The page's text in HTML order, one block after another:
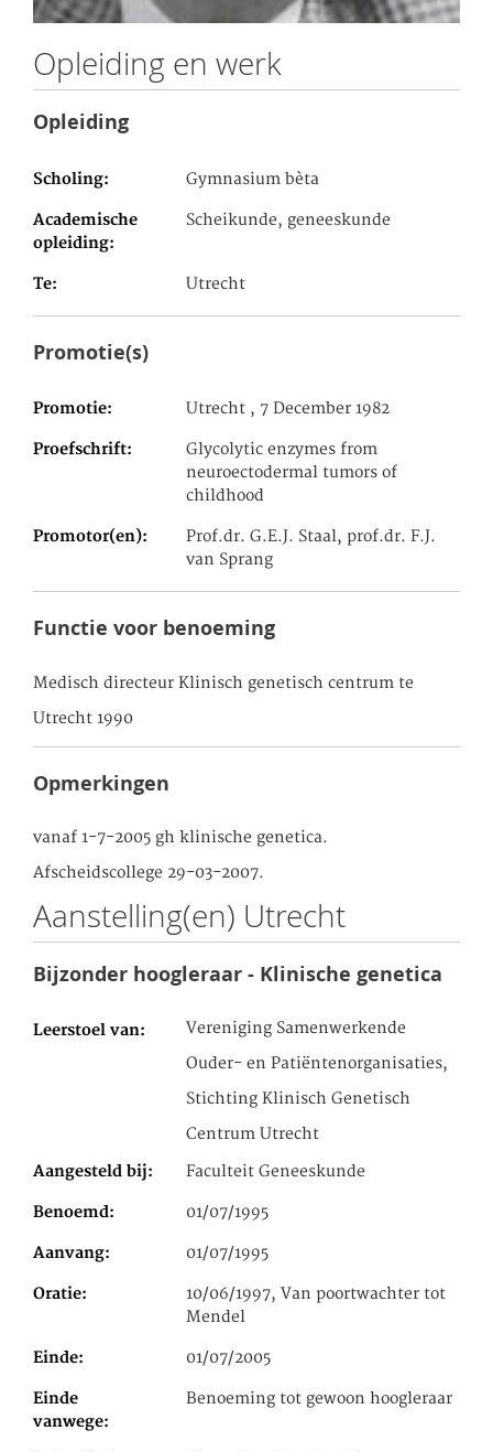
Opleiding en werk
Opleiding
Scholing Gymnasium bèta
Academische
opleiding
Scheikunde, geneeskunde
Te Utrecht
Promotie(s)
Promotie Utrecht , 7 December 1982
Proefschrift
Glycolytic enzymes from
neuroectodermal tumors of
childhood
Promotor(en)
Prof.dr. G.E.J. Staal, prof.dr. F.J.
van Sprang
Functie voor benoeming
Medisch directeur Klinisch genetisch centrum te
Utrecht 1990
Opmerkingen
vanaf 1-7-2005 gh klinische genetica.
Afscheidscollege 29-03-2007.
Aanstelling(en) Utrecht
Bijzonder hoogleraar - Klinische genetica
Leerstoel van
Vereniging Samenwerkende
Ouder- en Patiëntenorganisaties,
Stichting Klinisch Genetisch
Centrum Utrecht
Aangesteld bij
Faculteit Geneeskunde
Benoemd 01/07/1995
Aanvang 01/07/1995
Oratie
10/06/1997, Van poortwachter tot
Mendel
Einde 01/07/2005
Einde
vanwege
Benoeming tot gewoon hoogleraar